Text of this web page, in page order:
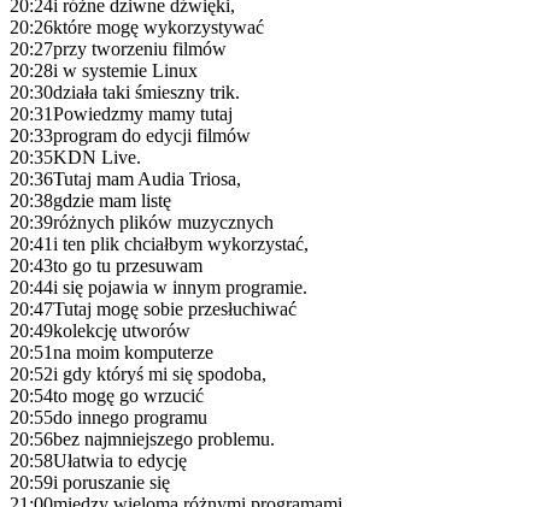
20:24i różne dziwne dźwięki,
20:26które mogę wykorzystywać
20:27przy tworzeniu filmów
20:28i w systemie Linux
20:30działa taki śmieszny trik.
20:31Powiedzmy mamy tutaj
20:33program do edycji filmów
20:35KDN Live.
20:36Tutaj mam Audia Triosa,
20:38gdzie mam listę
20:39różnych plików muzycznych
20:41i ten plik chciałbym wykorzystać,
20:43to go tu przesuwam
20:44i się pojawia w innym programie.
20:47Tutaj mogę sobie przesłuchiwać
20:49kolekcję utworów
20:51na moim komputerze
20:52i gdy któryś mi się spodoba,
20:54to mogę go wrzucić
20:55do innego programu
20:56bez najmniejszego problemu.
20:58Ułatwia to edycję
20:59i poruszanie się